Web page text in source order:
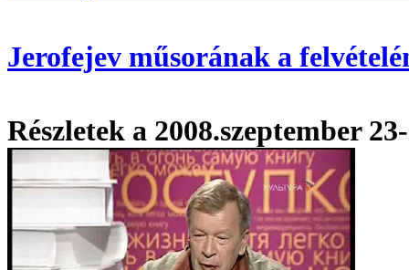
Jerofejev műsorának a
Részletek a 2008.szeptember